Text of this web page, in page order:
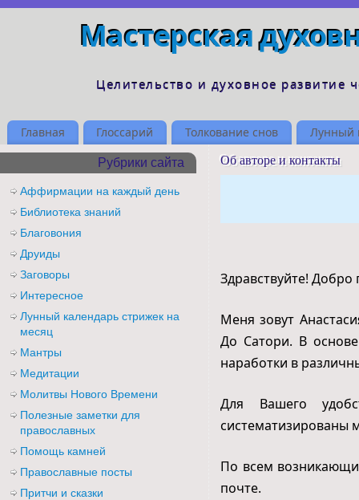
Мастерская
Целительство и духовное развитие
Главная Глоссарий Толкование снов Лунный
Об авторе и контакты
Здравствуйте!
Меня зовут
До Сатори. В
наработки в
Для Вашего
систематизированы
По всем
почте.
Рубрики сайта
Аффирмации на каждый день
Библиотека знаний
Благовония
Друиды
Заговоры
Интересное
Лунный календарь стрижек на
месяц
Мантры
Медитации
Молитвы Нового Времени
Полезные заметки для
православных
Помощь камней
Православные посты
Притчи и сказки